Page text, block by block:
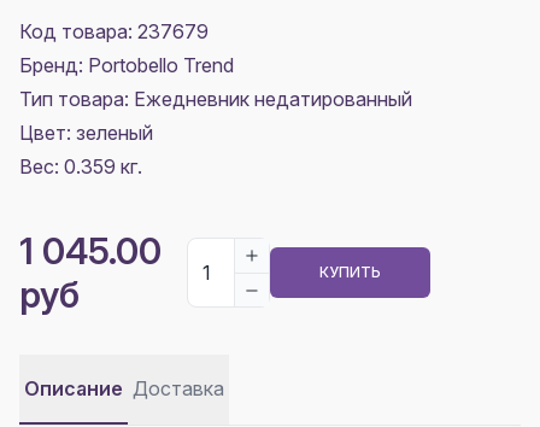
Код товара: 237679
Бренд: Portobello Trend
Тип товара: Ежедневник недатированный
Цвет: зеленый
Вес: 0.359 кг.
1 045.00
руб
КУПИТЬ
Описание Доставка